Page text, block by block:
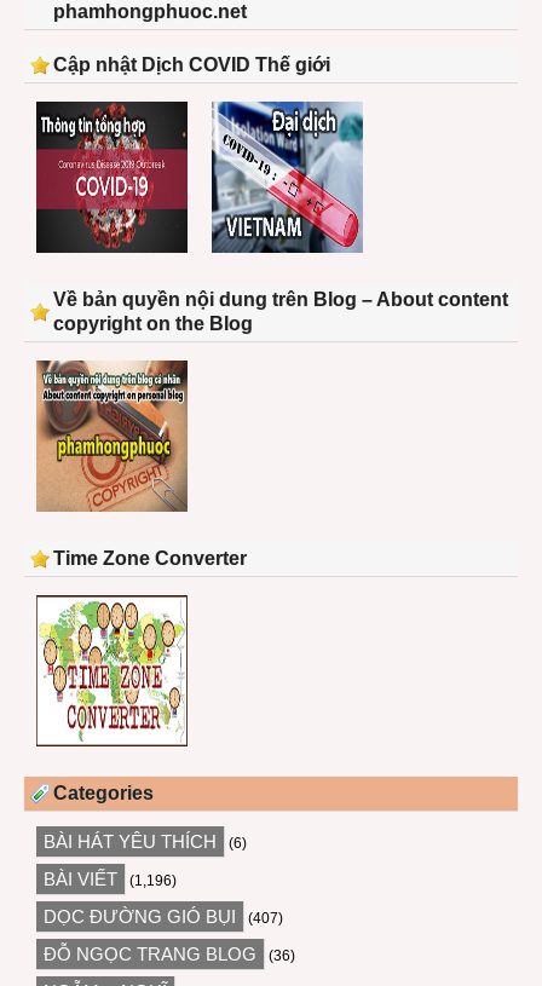
phamhongphuoc.net
Cập nhật Dịch COVID Thế giới
Về bản quyền nội dung trên Blog – About content
copyright on the Blog
Time Zone Converter
Categories
BÀI HÁT YÊU THÍCH (6)
BÀI VIẾT (1,196)
DỌC ĐƯỜNG GIÓ BỤI (407)
ĐỖ NGỌC TRANG BLOG (36)